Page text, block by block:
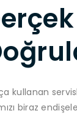
kullanan
biraz